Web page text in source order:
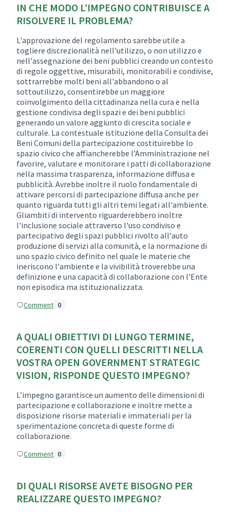
IN CHE MODO L’IMPEGNO CONTRIBUISCE A
RISOLVERE IL PROBLEMA?
L'approvazione del regolamento sarebbe utile a
togliere discrezionalità nell'utilizzo, o non utilizzo e
nell'assegnazione dei beni pubblici creando un contesto
di regole oggettive, misurabili, monitorabili e condivise,
sottrarrebbe molti beni all'abbandono o al
sottoutilizzo, consentirebbe un maggiore
coinvolgimento della cittadinanza nella cura e nella
gestione condivisa degli spazi e dei beni pubblici
generando un valore aggiunto di crescita sociale e
culturale. La contestuale istituzione della Consulta dei
Beni Comuni della partecipazione costituirebbe lo
spazio civico che affiancherebbe l'Amministrazione nel
favorire, valutare e monitorare i patti di collaborazione
nella massima trasparenza, informazione diffusa e
pubblicità. Avrebbe inoltre il ruolo fondamentale di
attivare percorsi di partecipazione diffusa anche per
quanto riguarda tutti gli altri temi legati all'ambiente.
Gliambiti di intervento riguarderebbero inoltre
l'inclusione sociale attraverso l'uso condiviso e
partecipativo degli spazi pubblici rivolto all'auto
produzione di servizi alla comunità, e la normazione di
uno spazio civico definito nel quale le materie che
ineriscono l'ambiente e la vivibilità troverebbe una
definizione e una capacità di collaborazione con l'Ente
non episodica ma istituzionalizzata.
Comment 0
A QUALI OBIETTIVI DI LUNGO TERMINE,
COERENTI CON QUELLI DESCRITTI NELLA
VOSTRA OPEN GOVERNMENT STRATEGIC
VISION, RISPONDE QUESTO IMPEGNO?
L’impegno garantisce un aumento delle dimensioni di
partecipazione e collaborazione e inoltre mette a
disposizione risorse materiali e immateriali per la
sperimentazione concreta di queste forme di
collaborazione.
Comment 0
DI QUALI RISORSE AVETE BISOGNO PER
REALIZZARE QUESTO IMPEGNO?